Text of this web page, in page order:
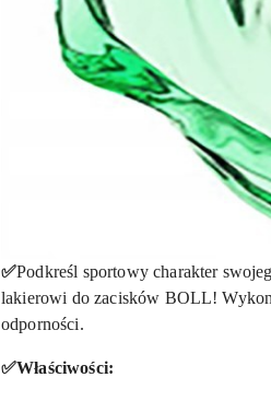
✅Podkreśl sportowy charakter
lakierowi do zacisków BOLL!
odporności.
✅Właściwości: